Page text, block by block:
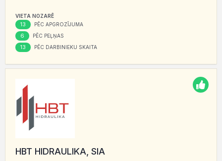
VIETA NOZARĒ
13 PĒC APGROZĪJUMA
6 PĒC PEĻŅAS
13 PĒC DARBINIEKU SKAITA
HBT HIDRAULIKA, SIA